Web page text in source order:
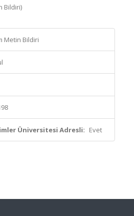
Bildiri)
Metin Bildiri
Üniversitesi Adresli: Evet